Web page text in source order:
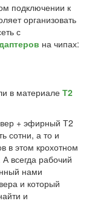
подключении к
организовать
с
на чипах:
в материале Т2
+ эфирный Т2
сотни, а то и
в этом крохотном
всегда рабочий
нами
и который
и